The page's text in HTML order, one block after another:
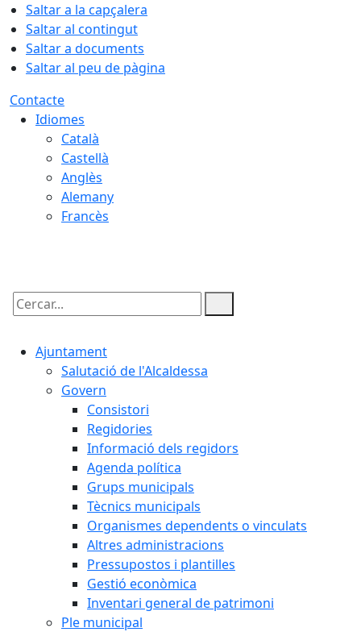
Saltar a la capçalera
Saltar al contingut
Saltar a documents
Saltar al peu de pàgina
Contacte
Idiomes
Català
Castellà
Anglès
Alemany
Francès
Cercar:
Ajuntament
Salutació de l'Alcaldessa
Govern
Consistori
Regidories
Informació dels regidors
Agenda política
Grups municipals
Tècnics municipals
Organismes dependents o vinculats
Altres administracions
Pressupostos i plantilles
Gestió econòmica
Inventari general de patrimoni
Ple municipal